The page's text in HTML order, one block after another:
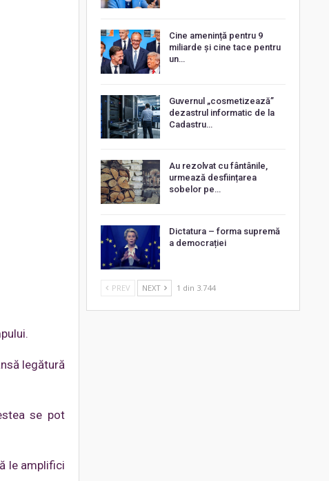
legătură
se pot
le amplifici
Cine amenință pentru 9
miliarde și cine tace pentru
un…
Guvernul „cosmetizează”
dezastrul informatic de la
Cadastru…
Au rezolvat cu fântânile,
urmează desființarea
sobelor pe…
Dictatura – forma supremă
a democrației
PREV NEXT 1 din 3.744